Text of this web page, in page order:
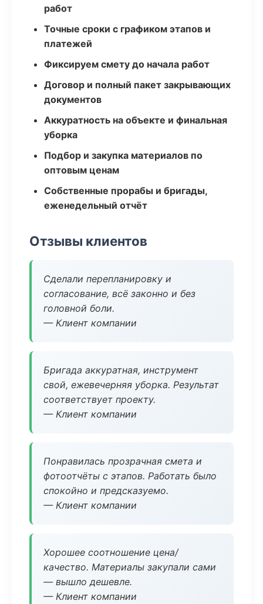
работ
Точные сроки с графиком этапов и
платежей
Фиксируем смету до начала работ
Договор и полный пакет закрывающих
документов
Аккуратность на объекте и финальная
уборка
Подбор и закупка материалов по
оптовым ценам
Собственные прорабы и бригады,
еженедельный отчёт
Отзывы клиентов
Сделали перепланировку и
согласование, всё законно и без
головной боли.
— Клиент компании
Бригада аккуратная, инструмент
свой, ежевечерняя уборка. Результат
соответствует проекту.
— Клиент компании
Понравилась прозрачная смета и
фотоотчёты с этапов. Работать было
спокойно и предсказуемо.
— Клиент компании
Хорошее соотношение цена/
качество. Материалы закупали сами
— вышло дешевле.
— Клиент компании